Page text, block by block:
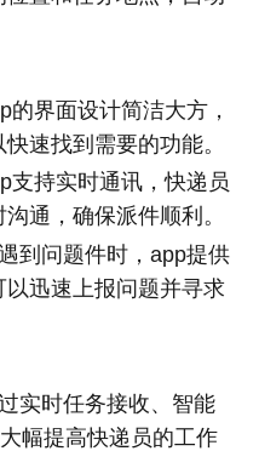
界面设计简洁大方，
速找到需要的功能。
支持实时通讯，快递员
通，确保派件顺利。
到问题件时，app提供
迅速上报问题并寻求
实时任务接收、智能
幅提高快递员的工作